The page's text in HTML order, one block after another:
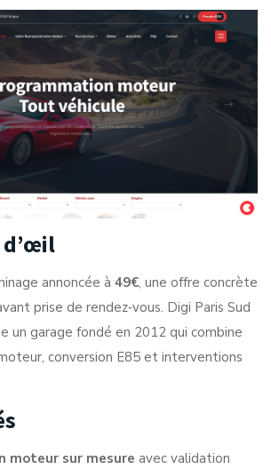
d’œil
annoncée à 49€, une offre concrète
prise de rendez‑vous. Digi Paris Sud
un garage fondé en 2012 qui combine
conversion E85 et interventions
moteur sur mesure avec validation